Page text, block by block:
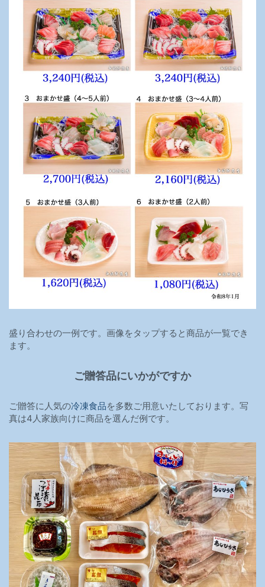
盛り合わせの一例です。画像をタップすると商品が一覧でき
ます。
ご贈答品にいかがですか
ご贈答に人気の冷凍食品を多数ご用意いたしております。写
真は4人家族向けに商品を選んだ例です。